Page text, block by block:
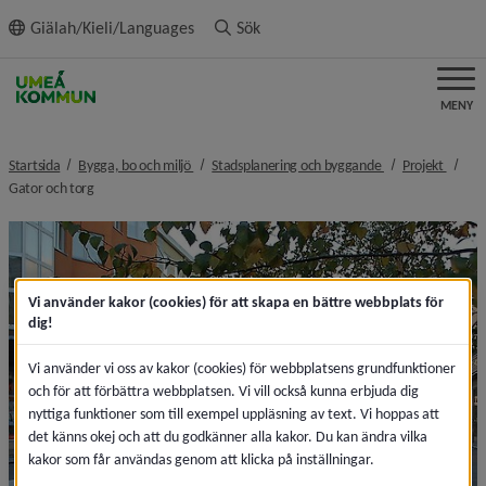
innehållet
Giälah/Kieli/Languages Sök
MENY
Startsida Bygga, bo och miljö nivå i brödsmulenavigeringen
Stadsplanering och byggande nivå i
Projekt
nivå
Gator och torgnivå i brödsmulenavigeringen
Vi använder kakor (cookies) för att skapa en bättre webbplats för
dig!
Vi använder vi oss av kakor (cookies) för webbplatsens grundfunktioner
och för att förbättra webbplatsen. Vi vill också kunna erbjuda dig
nyttiga funktioner som till exempel uppläsning av text. Vi hoppas att
det känns okej och att du godkänner alla kakor. Du kan ändra vilka
kakor som får användas genom att klicka på inställningar.